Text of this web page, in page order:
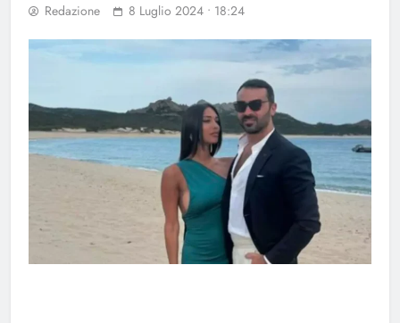
Redazione 8 Luglio 2024 • 18:24